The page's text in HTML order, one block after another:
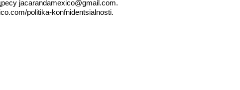
jacarandamexico@gmail.com.
politika-konfnidentsialnosti.